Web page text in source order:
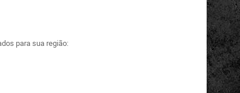
para sua região: